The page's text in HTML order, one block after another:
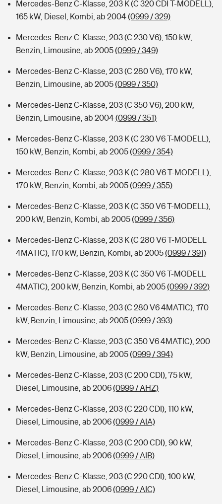
Mercedes-Benz C-Klasse, 203 K (C 320 CDI T-MODELL),
165 kW, Diesel, Kombi, ab 2004(0999 / 329)
Mercedes-Benz C-Klasse, 203 (C 230 V6), 150 kW,
Benzin, Limousine, ab 2005(0999 / 349)
Mercedes-Benz C-Klasse, 203 (C 280 V6), 170 kW,
Benzin, Limousine, ab 2005(0999 / 350)
Mercedes-Benz C-Klasse, 203 (C 350 V6), 200 kW,
Benzin, Limousine, ab 2004(0999 / 351)
Mercedes-Benz C-Klasse, 203 K (C 230 V6 T-MODELL),
150 kW, Benzin, Kombi, ab 2005(0999 / 354)
Mercedes-Benz C-Klasse, 203 K (C 280 V6 T-MODELL),
170 kW, Benzin, Kombi, ab 2005(0999 / 355)
Mercedes-Benz C-Klasse, 203 K (C 350 V6 T-MODELL),
200 kW, Benzin, Kombi, ab 2005(0999 / 356)
Mercedes-Benz C-Klasse, 203 K (C 280 V6 T-MODELL
4MATIC), 170 kW, Benzin, Kombi, ab 2005(0999 / 391)
Mercedes-Benz C-Klasse, 203 K (C 350 V6 T-MODELL
4MATIC), 200 kW, Benzin, Kombi, ab 2005(0999 / 392)
Mercedes-Benz C-Klasse, 203 (C 280 V6 4MATIC), 170
kW, Benzin, Limousine, ab 2005(0999 / 393)
Mercedes-Benz C-Klasse, 203 (C 350 V6 4MATIC), 200
kW, Benzin, Limousine, ab 2005(0999 / 394)
Mercedes-Benz C-Klasse, 203 (C 200 CDI), 75 kW,
Diesel, Limousine, ab 2006(0999 / AHZ)
Mercedes-Benz C-Klasse, 203 (C 220 CDI), 110 kW,
Diesel, Limousine, ab 2006(0999 / AIA)
Mercedes-Benz C-Klasse, 203 (C 200 CDI), 90 kW,
Diesel, Limousine, ab 2006(0999 / AIB)
Mercedes-Benz C-Klasse, 203 (C 220 CDI), 100 kW,
Diesel, Limousine, ab 2006(0999 / AIC)